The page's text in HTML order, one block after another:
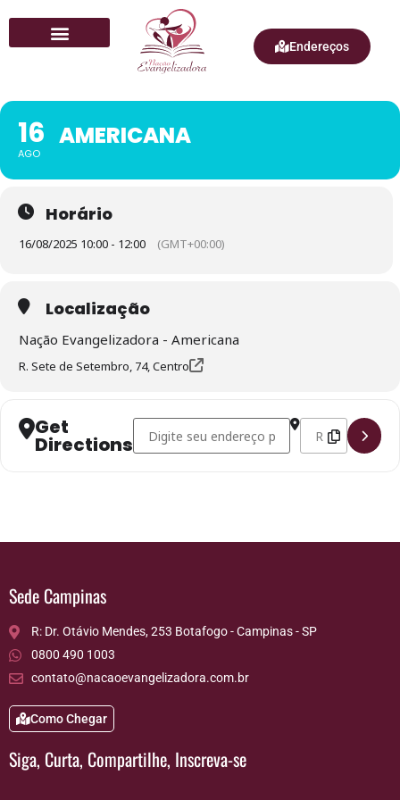
Endereços
16
AGO
AMERICANA
Horário
16/08/2025 10:00 - 12:00 (GMT+00:00)
Localização
Nação Evangelizadora - Americana
R. Sete de Setembro, 74, Centro
Get
Directions
Address - Americana [] Destination
Sede Campinas
R: Dr. Otávio Mendes, 253 Botafogo - Campinas - SP
0800 490 1003
contato@nacaoevangelizadora.com.br
Como Chegar
Siga, Curta, Compartilhe, Inscreva-se